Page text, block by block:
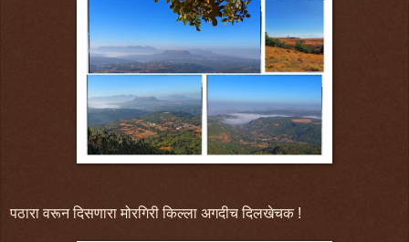
पठारा वरून दिसणारा मोरगिरी किल्ला अगदीच दिलखेचक !